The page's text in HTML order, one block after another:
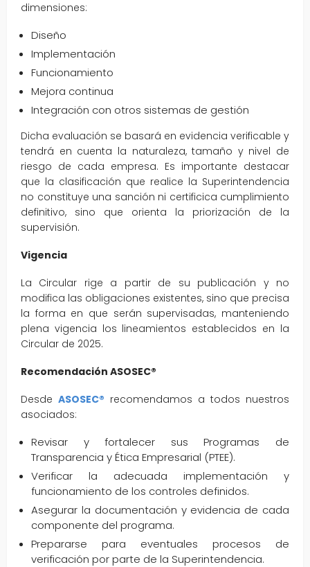
dimensiones:
Diseño
Implementación
Funcionamiento
Mejora continua
Integración con otros sistemas de gestión
Dicha evaluación se basará en evidencia verificable y
tendrá en cuenta la naturaleza, tamaño y nivel de
riesgo de cada empresa. Es importante destacar
que la clasificación que realice la Superintendencia
no constituye una sanción ni certificica cumplimiento
definitivo, sino que orienta la priorización de la
supervisión.
Vigencia
La Circular rige a partir de su publicación y no
modifica las obligaciones existentes, sino que precisa
la forma en que serán supervisadas, manteniendo
plena vigencia los lineamientos establecidos en la
Circular de 2025.
Recomendación ASOSEC®
Desde ASOSEC® recomendamos a todos nuestros
asociados:
Revisar y fortalecer sus Programas de
Transparencia y Ética Empresarial (PTEE).
Verificar la adecuada implementación y
funcionamiento de los controles definidos.
Asegurar la documentación y evidencia de cada
componente del programa.
Prepararse para eventuales procesos de
verificación por parte de la Superintendencia.